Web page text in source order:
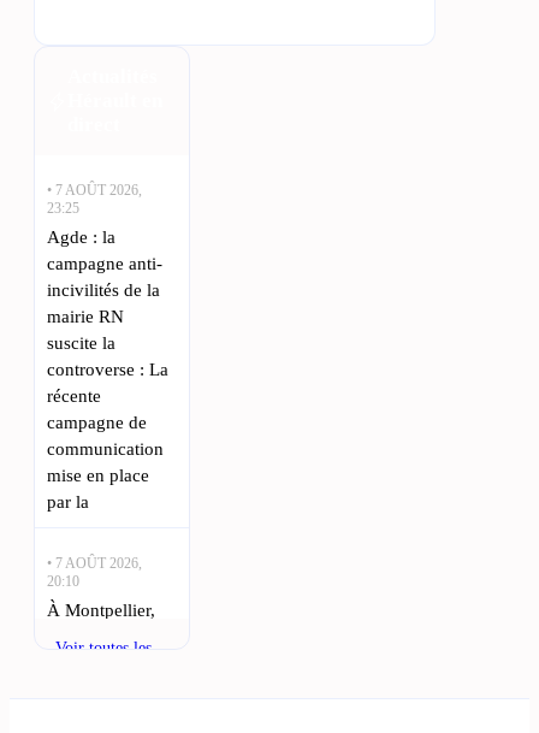
• 7 AOÛT 2026,
23:25
Agde : la
campagne anti-
incivilités de la
mairie RN
suscite la
controverse : La
récente
campagne de
communication
mise en place
par la
• 7 AOÛT 2026,
20:10
À Montpellier,
un week-end
Voir toutes les